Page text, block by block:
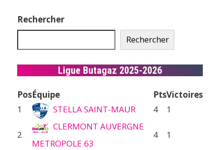
Rechercher
Rechercher
Ligue Butagaz 2025-2026
PosÉquipe PtsVictoires
1
STELLA SAINT-MAUR 4 1
2
CLERMONT AUVERGNE
METROPOLE 63
4 1